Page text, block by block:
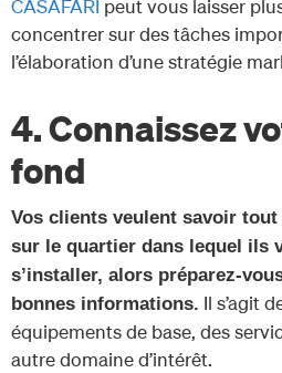
CASAFARI peut vous laisser
concentrer sur des tâches
l’élaboration d’une stratégie
4. Connaissez
fond
Vos clients veulent savoir tout
sur le quartier dans lequel ils
s’installer, alors préparez-
bonnes informations. Il s’agit
équipements de base, des
autre domaine d’intérêt.